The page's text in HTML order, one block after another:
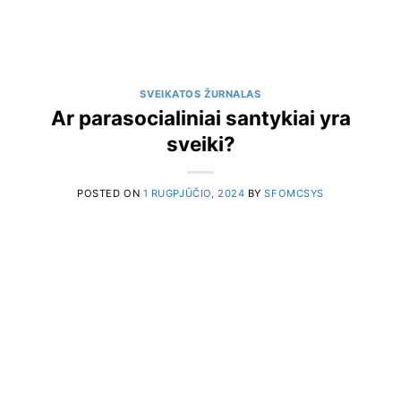
SVEIKATOS ŽURNALAS
Ar parasocialiniai santykiai yra
sveiki?
POSTED ON 1 RUGPJŪČIO, 2024 BYSFOMCSYS